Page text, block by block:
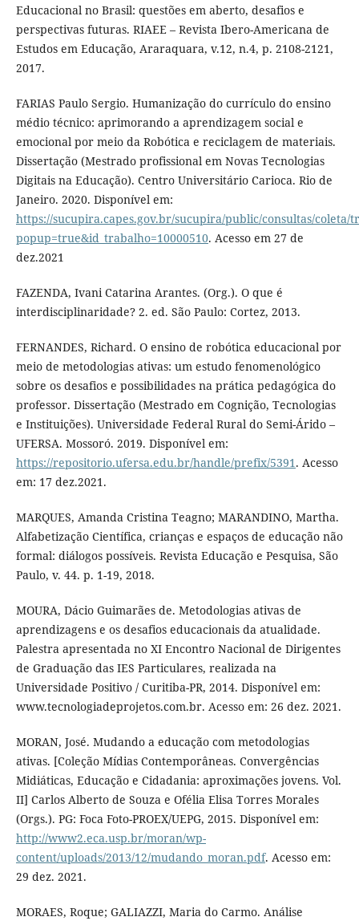
Educacional no Brasil: questões em aberto, desafios e
perspectivas futuras. RIAEE – Revista Ibero-Americana de
Estudos em Educação, Araraquara, v.12, n.4, p. 2108-2121,
2017.
FARIAS Paulo Sergio. Humanização do currículo do ensino
médio técnico: aprimorando a aprendizagem social e
emocional por meio da Robótica e reciclagem de materiais.
Dissertação (Mestrado profissional em Novas Tecnologias
Digitais na Educação). Centro Universitário Carioca. Rio de
Janeiro. 2020. Disponível em:
https://sucupira.capes.gov.br/sucupira/public/consultas/coleta/
popup=true&id_trabalho=10000510. Acesso em 27 de
dez.2021
FAZENDA, Ivani Catarina Arantes. (Org.). O que é
interdisciplinaridade? 2. ed. São Paulo: Cortez, 2013.
FERNANDES, Richard. O ensino de robótica educacional por
meio de metodologias ativas: um estudo fenomenológico
sobre os desafios e possibilidades na prática pedagógica do
professor. Dissertação (Mestrado em Cognição, Tecnologias
e Instituições). Universidade Federal Rural do Semi-Árido –
UFERSA. Mossoró. 2019. Disponível em:
https://repositorio.ufersa.edu.br/handle/prefix/5391. Acesso
em: 17 dez.2021.
MARQUES, Amanda Cristina Teagno; MARANDINO, Martha.
Alfabetização Científica, crianças e espaços de educação não
formal: diálogos possíveis. Revista Educação e Pesquisa, São
Paulo, v. 44. p. 1-19, 2018.
MOURA, Dácio Guimarães de. Metodologias ativas de
aprendizagens e os desafios educacionais da atualidade.
Palestra apresentada no XI Encontro Nacional de Dirigentes
de Graduação das IES Particulares, realizada na
Universidade Positivo / Curitiba-PR, 2014. Disponível em:
www.tecnologiadeprojetos.com.br. Acesso em: 26 dez. 2021.
MORAN, José. Mudando a educação com metodologias
ativas. [Coleção Mídias Contemporâneas. Convergências
Midiáticas, Educação e Cidadania: aproximações jovens. Vol.
II] Carlos Alberto de Souza e Ofélia Elisa Torres Morales
(Orgs.). PG: Foca Foto-PROEX/UEPG, 2015. Disponível em:
http://www2.eca.usp.br/moran/wp-
content/uploads/2013/12/mudando_moran.pdf. Acesso em:
29 dez. 2021.
MORAES, Roque; GALIAZZI, Maria do Carmo. Análise